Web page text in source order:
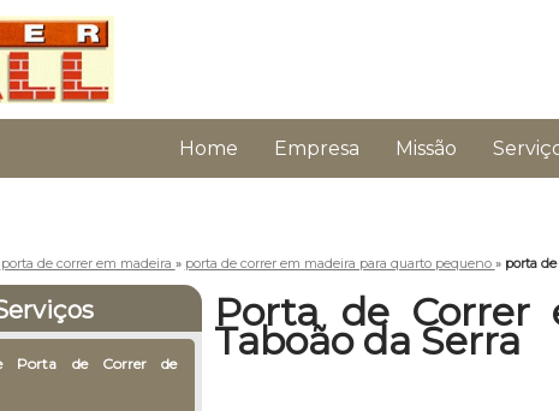
Home Empresa Missão
porta de correr em madeira » porta de correr em madeira para quarto pequeno » porta
Porta de Correr de
Porta de Correr
Taboão da Serra